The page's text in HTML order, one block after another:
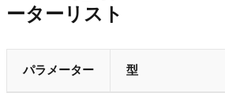
ーターリスト
パラメーター 型